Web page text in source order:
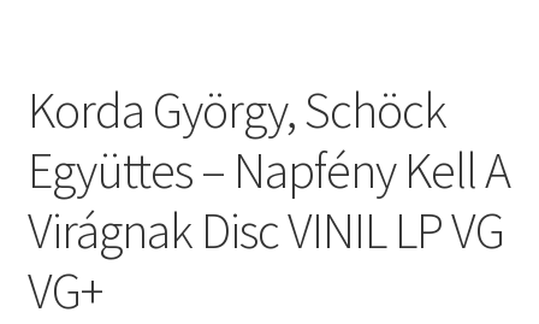
Korda György, Schöck
Együttes – Napfény Kell A
Virágnak Disc VINIL LP VG
VG+